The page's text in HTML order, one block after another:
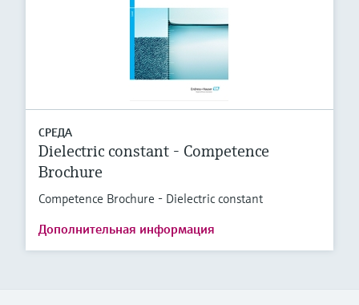
СРЕДА
Dielectric constant - Competence
Brochure
Competence Brochure - Dielectric constant
Дополнительная информация